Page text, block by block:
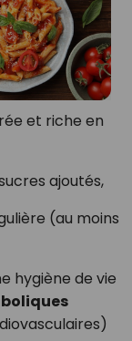
et riche en
ajoutés,
(au moins
hygiène de vie